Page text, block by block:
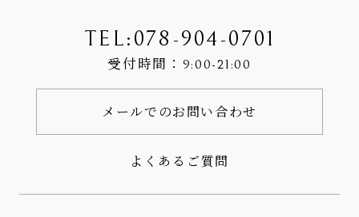
TEL:078-904-0701
受付時間： 9:00-21:00
メールでのお問い合わせ
よくあるご質問